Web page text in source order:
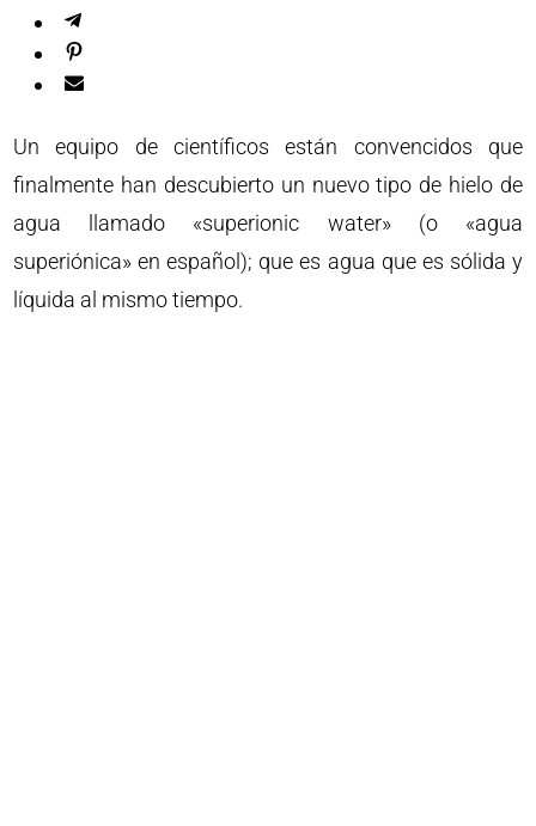
Un equipo de científicos están convencidos que
finalmente han descubierto un nuevo tipo de hielo de
agua llamado «superionic water» (o «agua
superiónica» en español); que es agua que es sólida y
líquida al mismo tiempo.